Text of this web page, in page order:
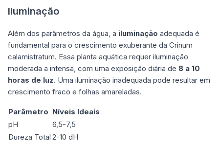
Iluminação
Além dos parâmetros da água, a iluminação adequada é
fundamental para o crescimento exuberante da Crinum
calamistratum. Essa planta aquática requer iluminação
moderada a intensa, com uma exposição diária de 8 a 10
horas de luz. Uma iluminação inadequada pode resultar em
crescimento fraco e folhas amareladas.
Parâmetro Níveis Ideais
pH
6,5-7,5
Dureza Total 2-10 dH